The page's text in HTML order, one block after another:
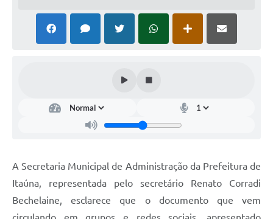
A Secretaria Municipal de Administração da Prefeitura de
Itaúna, representada pelo secretário Renato Corradi
Bechelaine, esclarece que o documento que vem